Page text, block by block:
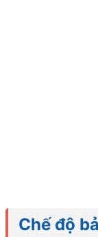
Chế độ